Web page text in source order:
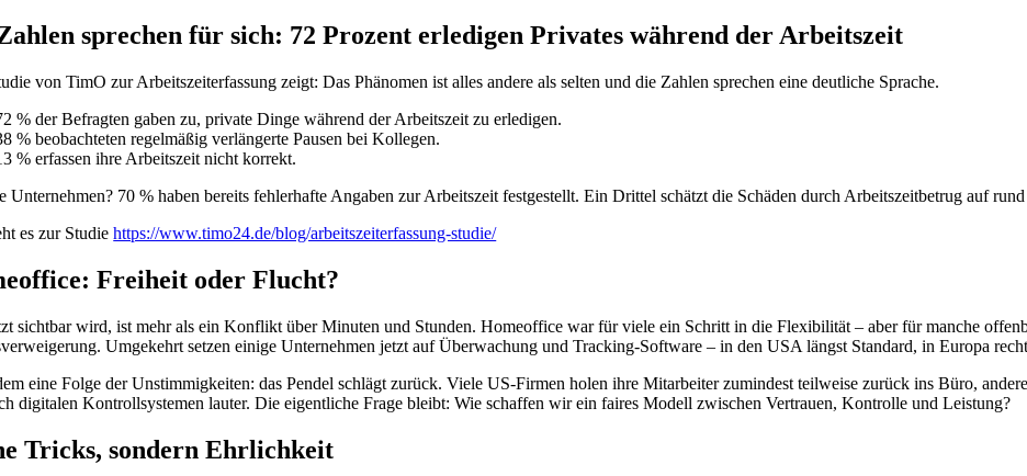
sprechen für sich: 72 Prozent erledigen Privates während der Arbeitszeit
von TimO zur Arbeitszeiterfassung zeigt: Das Phänomen ist alles andere als selten und die Zahlen sprechen eine deutliche Sprache.
% der Befragten gaben zu, private Dinge während der Arbeitszeit zu erledigen.
% beobachteten regelmäßig verlängerte Pausen bei Kollegen.
% erfassen ihre Arbeitszeit nicht korrekt.
Unternehmen? 70 % haben bereits fehlerhafte Angaben zur Arbeitszeit festgestellt. Ein Drittel schätzt die Schäden durch Arbeitszeitbetrug auf
es zur Studiehttps://www.timo24.de/blog/arbeitszeiterfassung-studie/
Freiheit oder Flucht?
sichtbar wird, ist mehr als ein Konflikt über Minuten und Stunden. Homeoffice war für viele ein Schritt in die Flexibilität – aber für manche
Umgekehrt setzen einige Unternehmen jetzt auf Überwachung und Tracking-Software – in den USA längst Standard, in Europa
eine Folge der Unstimmigkeiten: das Pendel schlägt zurück. Viele US-Firmen holen ihre Mitarbeiter zumindest teilweise zurück ins Büro,
digitalen Kontrollsystemen lauter. Die eigentliche Frage bleibt: Wie schaffen wir ein faires Modell zwischen Vertrauen, Kontrolle und Leistung?
Tricks, sondern Ehrlichkeit